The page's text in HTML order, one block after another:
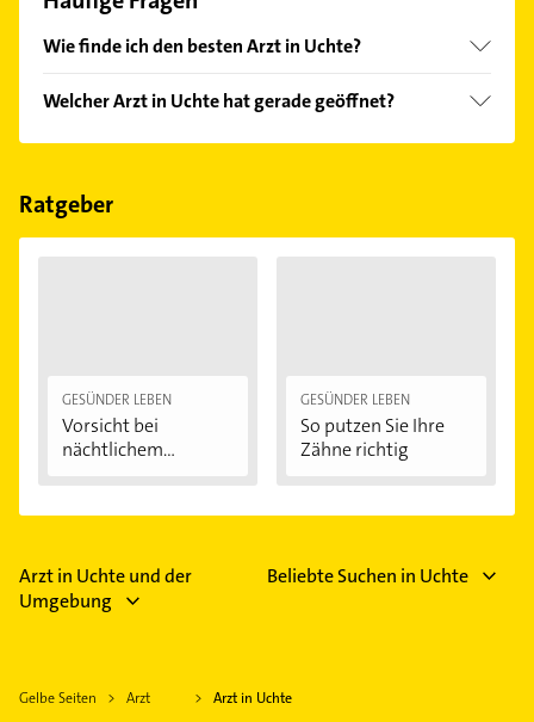
Wie finde ich den besten Arzt in Uchte?
Kundenmeinungen und profitieren Sie von den
Empfehlungen. Die Suchergebnisse können Sie sich
Welcher Arzt in Uchte hat gerade geöffnet?
Im Anbieter-Bereich finden Sie alleÖffnungszeiten.
Feiertagen abweichen können.
Ratgeber
GESÜNDER LEBEN
Vorsicht bei
nächtlichem
GESÜNDER LEBEN
So putzen Sie Ihre
Zähne richtig
Arzt in Uchte und der
Umgebung
Beliebte Suchen in Uchte
Gelbe Seiten Arzt Arzt in Uchte